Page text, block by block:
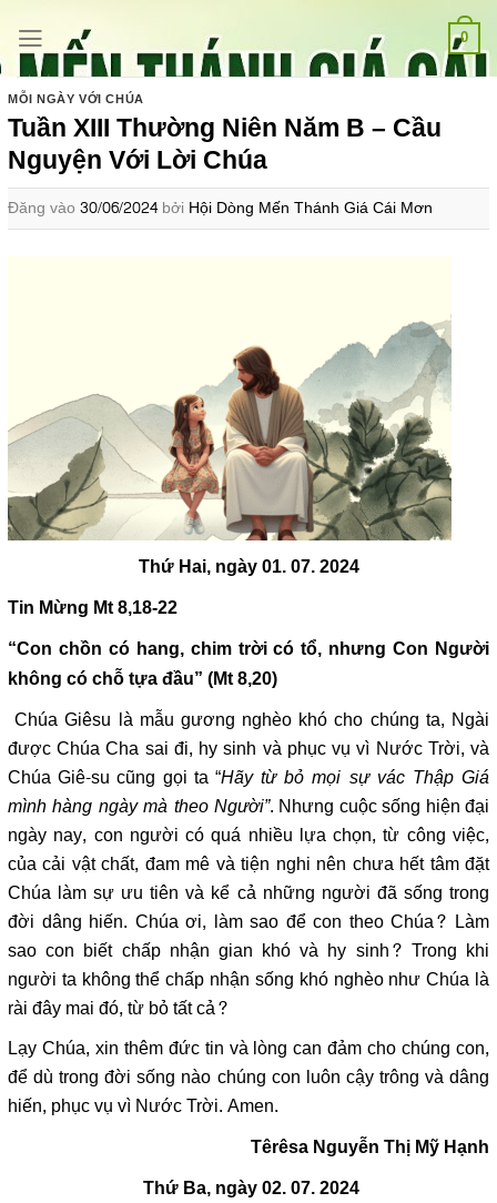
qua
nội
dung
0
MỖI NGÀY VỚI CHÚA
Tuần XIII Thường Niên Năm B – Cầu
Nguyện Với Lời Chúa
Đăng vào 30/06/2024 bởi Hội Dòng Mến Thánh Giá Cái Mơn
Thứ Hai, ngày 01. 07. 2024
Tin Mừng Mt 8,18-22
“Con chồn có hang, chim trời có tổ, nhưng Con Người
không có chỗ tựa đầu” (Mt 8,20)
Chúa Giêsu là mẫu gương nghèo khó cho chúng ta, Ngài
được Chúa Cha sai đi, hy sinh và phục vụ vì Nước Trời, và
Chúa Giê-su cũng gọi ta “Hãy từ bỏ mọi sự vác Thập Giá
mình hàng ngày mà theo Người”. Nhưng cuộc sống hiện đại
ngày nay, con người có quá nhiều lựa chọn, từ công việc,
của cải vật chất, đam mê và tiện nghi nên chưa hết tâm đặt
Chúa làm sự ưu tiên và kể cả những người đã sống trong
đời dâng hiến. Chúa ơi, làm sao để con theo Chúa? Làm
sao con biết chấp nhận gian khó và hy sinh? Trong khi
người ta không thể chấp nhận sống khó nghèo như Chúa là
rài đây mai đó, từ bỏ tất cả?
Lạy Chúa, xin thêm đức tin và lòng can đảm cho chúng con,
để dù trong đời sống nào chúng con luôn cậy trông và dâng
hiến, phục vụ vì Nước Trời. Amen.
Têrêsa Nguyễn Thị Mỹ Hạnh
Thứ Ba, ngày 02. 07. 2024